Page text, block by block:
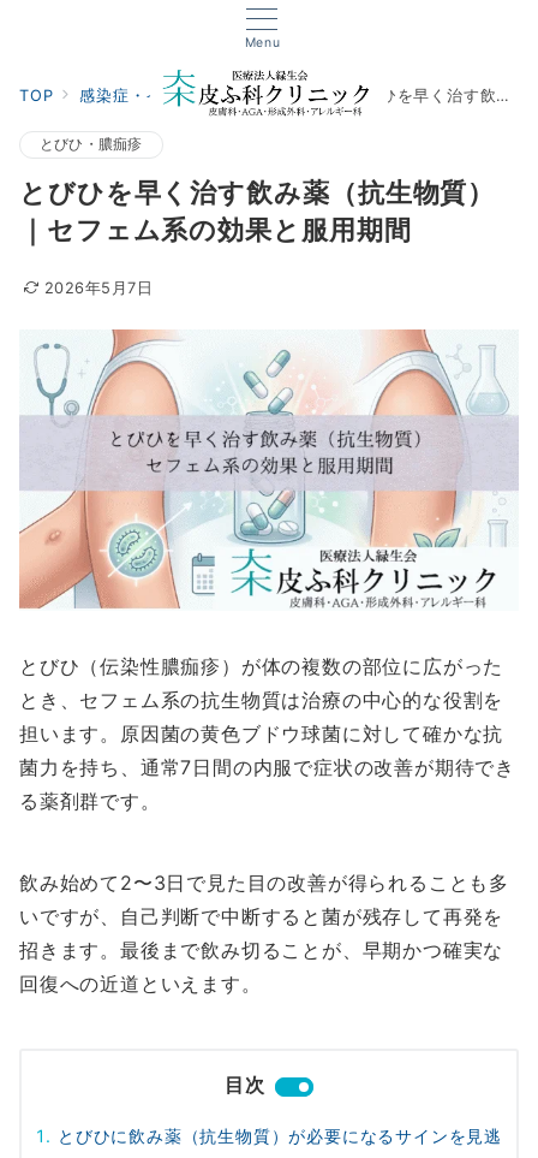
Menu
TOP 感染症・イボ とびひ・膿痂疹 とびひを早く治す飲み薬（抗生物質）｜セフェム系の効果と服用期間
とびひ・膿痂疹
とびひを早く治す飲み薬（抗生物質）
｜セフェム系の効果と服用期間
2026年5月7日
とびひ（伝染性膿痂疹）が体の複数の部位に広がった
とき、セフェム系の抗生物質は治療の中心的な役割を
担います。原因菌の黄色ブドウ球菌に対して確かな抗
菌力を持ち、通常7日間の内服で症状の改善が期待でき
る薬剤群です。
飲み始めて2〜3日で見た目の改善が得られることも多
いですが、自己判断で中断すると菌が残存して再発を
招きます。最後まで飲み切ることが、早期かつ確実な
回復への近道といえます。
目次
とびひに飲み薬（抗生物質）が必要になるサインを見逃